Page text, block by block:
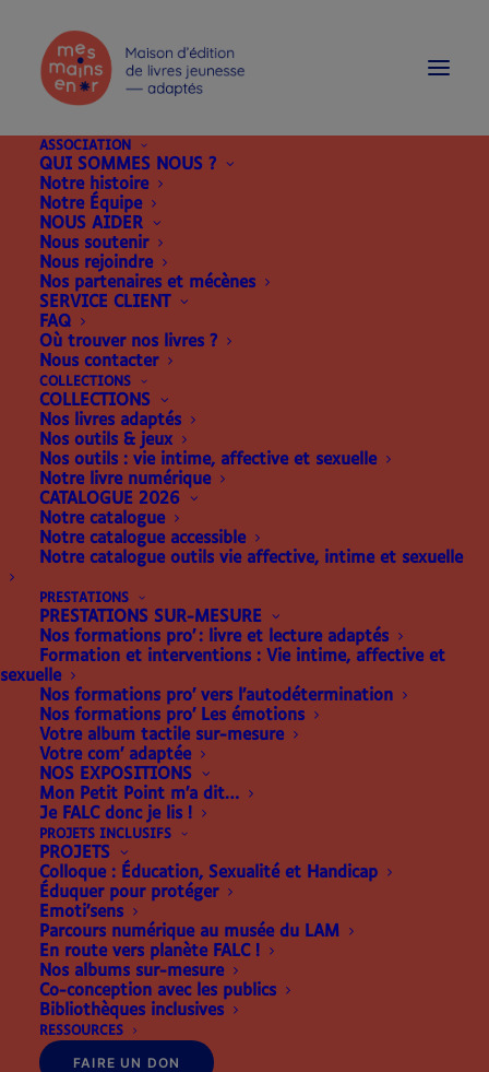
ASSOCIATION
QUI SOMMES NOUS ?
Notre histoire
Notre Équipe
NOUS AIDER
Nous soutenir
Nous rejoindre
Nos partenaires et mécènes
SERVICE CLIENT
FAQ
Où trouver nos livres ?
Nous contacter
COLLECTIONS
COLLECTIONS
Nos livres adaptés
Nos outils & jeux
Nos outils : vie intime, affective et sexuelle
Notre livre numérique
CATALOGUE 2026
Notre catalogue
Notre catalogue accessible
Notre catalogue outils vie affective, intime et sexuelle
PRESTATIONS
PRESTATIONS SUR-MESURE
Nos formations pro’ : livre et lecture adaptés
Formation et interventions : Vie intime, affective et
sexuelle
Nos formations pro’ vers l’autodétermination
Nos formations pro’ Les émotions
Votre album tactile sur-mesure
Votre com’ adaptée
NOS EXPOSITIONS
Mon Petit Point m’a dit…
Je FALC donc je lis !
PROJETS INCLUSIFS
PROJETS
Colloque : Éducation, Sexualité et Handicap
Éduquer pour protéger
Emoti’sens
Parcours numérique au musée du LAM
En route vers planète FALC !
Nos albums sur-mesure
Co-conception avec les publics
Bibliothèques inclusives
RESSOURCES
FAIRE UN DON
TABLETTE ET POINÇON
12.00€
Une tablette, un poinçon et une fiche explicative
pour apprendre le braille.
Photos non contractuelles. Le modèle de la tablette et du poinçon peut
varier.
10 en stock
quantité
de
TABLETTE
ET
POINÇON
AJOUTER AU PANIER
Catégorie
Étiquette
Outils pédagogiques